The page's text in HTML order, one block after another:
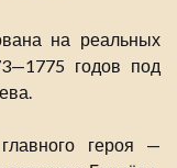
на реальных
годов под
героя —